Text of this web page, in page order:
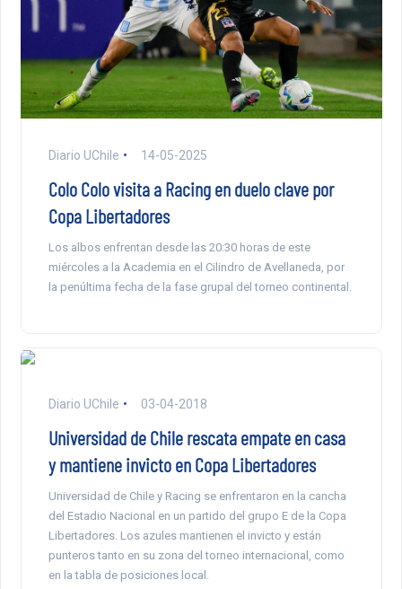
Diario UChile 14-05-2025
Colo Colo visita a Racing en duelo clave por
Copa Libertadores
Los albos enfrentan desde las 20:30 horas de este
miércoles a la Academia en el Cilindro de Avellaneda, por
la penúltima fecha de la fase grupal del torneo continental.
Diario UChile 03-04-2018
Universidad de Chile rescata empate en casa
y mantiene invicto en Copa Libertadores
Universidad de Chile y Racing se enfrentaron en la cancha
del Estadio Nacional en un partido del grupo E de la Copa
Libertadores. Los azules mantienen el invicto y están
punteros tanto en su zona del torneo internacional, como
en la tabla de posiciones local.